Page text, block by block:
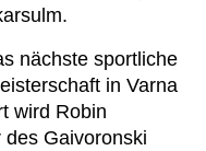
nächste sportliche
in Varna
wird Robin
Gaivoronski